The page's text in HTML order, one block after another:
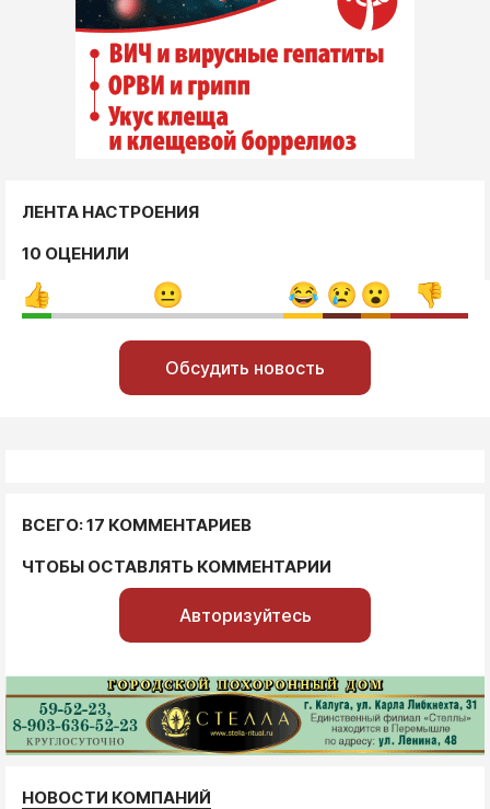
ЛЕНТА НАСТРОЕНИЯ
10 ОЦЕНИЛИ
Обсудить новость
ВСЕГО: 17 КОММЕНТАРИЕВ
ЧТОБЫ ОСТАВЛЯТЬ КОММЕНТАРИИ
Авторизуйтесь
НОВОСТИ КОМПАНИЙ